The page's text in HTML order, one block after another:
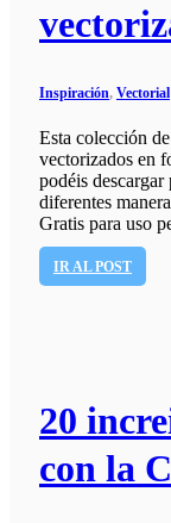
Inspiración, Vectorial
Esta colección
vectorizados en
podéis
diferentes
Gratis para uso
IR AL POST
20
con la